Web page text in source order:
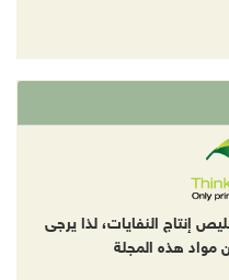
إنتاج النفايات، لذا يرجى
مواد هذه المجلة